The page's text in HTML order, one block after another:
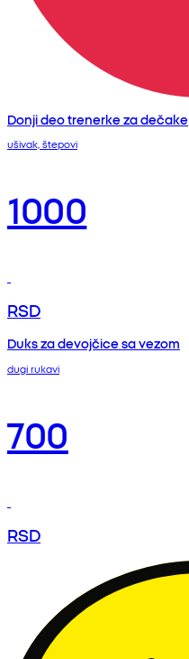
Donji deo trenerke za dečake
ušivak, štepovi
1000
RSD
Duks za devojčice sa vezom
dugi rukavi
700
RSD